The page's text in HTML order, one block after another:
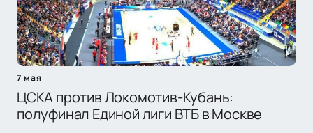
7 мая
ЦСКА против Локомотив-Кубань:
полуфинал Единой лиги ВТБ в Москве